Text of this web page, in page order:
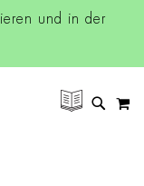
und in der
SUCHE